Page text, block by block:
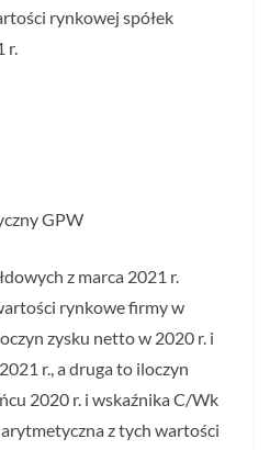
rynkowej spółek
r.
GPW
z marca 2021 r.
rynkowe firmy w
zysku netto w 2020 r. i
r., a druga to iloczyn
2020 r. i wskaźnika C/Wk
z tych wartości